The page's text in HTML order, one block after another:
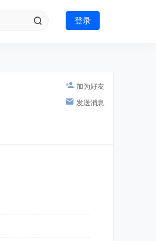
登录
加为好友
发送消息